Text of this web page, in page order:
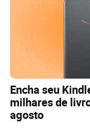
Encha seu
milhares de
agosto